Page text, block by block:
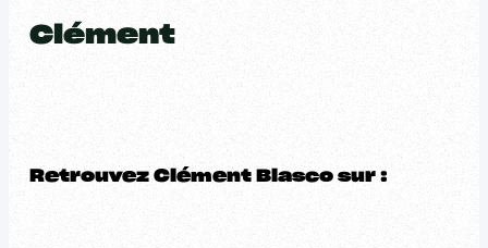
Clément
Retrouvez Clément Blasco sur :